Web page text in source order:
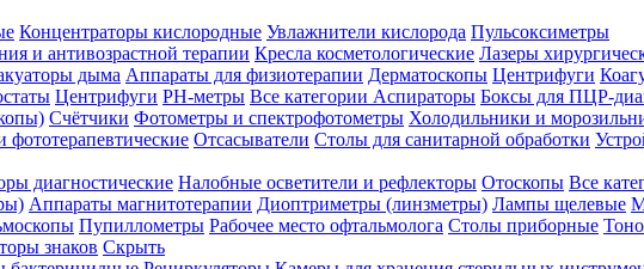
Концентраторы кислородные Увлажнители кислорода Пульсоксиметры
и антивозрастной терапии Кресла косметологические Лазеры
дыма Аппараты для физиотерапии Дерматоскопы Центрифуги
Центрифуги PH-метры Все категории Аспираторы Боксы для ПЦР-
Счётчики Фотометры и спектрофотометры Холодильники и
фототерапевтические Отсасыватели Столы для санитарной обработки
диагностические Налобные осветители и рефлекторы Отоскопы Все
Аппараты магнитотерапии Диоптриметры (линзметры) Лампы щелевые
Пупиллометры Рабочее место офтальмолога Столы приборные
знаков Скрыть